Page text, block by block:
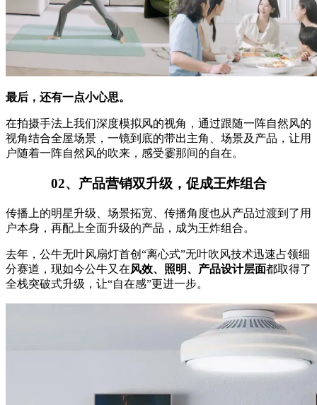
最后，还有一点小心思。
在拍摄手法上我们深度模拟风的视角，通过跟随一阵自然风的
视角结合全屋场景，一镜到底的带出主角、场景及产品，让用
户随着一阵自然风的吹来，感受霎那间的自在。
02、产品营销双升级，促成王炸组合
传播上的明星升级、场景拓宽、传播角度也从产品过渡到了用
户本身，再配上全面升级的产品，成为王炸组合。
去年，公牛无叶风扇灯首创“离心式”无叶吹风技术迅速占领细
分赛道，现如今公牛又在风效、照明、产品设计层面都取得了
全栈突破式升级，让“自在感”更进一步。